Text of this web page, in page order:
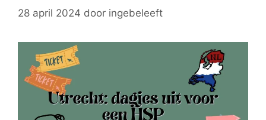
28 april 2024 door ingebeleeft